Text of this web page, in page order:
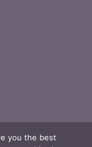
you the best